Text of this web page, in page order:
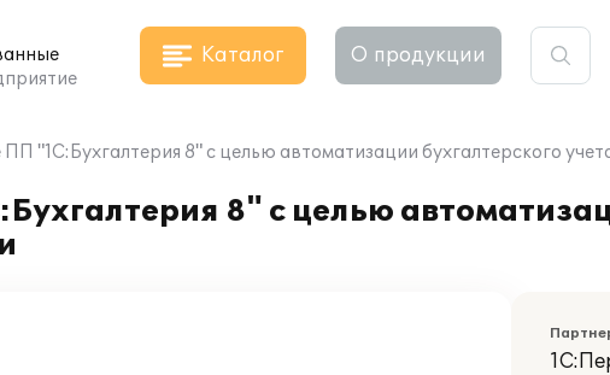
Каталог О продукции
"1С:Бухгалтерия 8" с целью автоматизации бухгалтерского
8" с целью